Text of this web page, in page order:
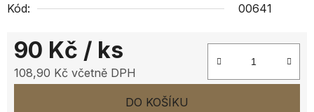
Kód: 00641
90 Kč / ks
108,90 Kč včetně DPH
DO KOŠÍKU